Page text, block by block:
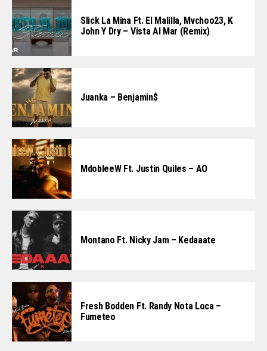
Slick La Mina Ft. El Malilla, Mvchoo23, K
John Y Dry – Vista Al Mar (Remix)
Juanka – Benjamin$
MdobleeW Ft. Justin Quiles – AO
Montano Ft. Nicky Jam – Kedaaate
Fresh Bodden Ft. Randy Nota Loca –
Fumeteo